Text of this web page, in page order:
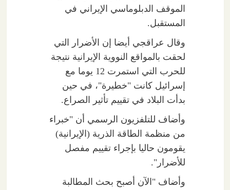
الموقف الدبلوماسي الإيراني في
المستقبل.
وقال عراقجي أيضا إن الأضرار التي
لحقت بالمواقع النووية الإيرانية نتيجة
للحرب التي استمرت 12 يوما مع
إسرائيل كانت "خطيرة"، في حين
بدأت البلاد في تقييم تأثير الصراع.
وأضاف للتلفزيون الرسمي أن "خبراء
من منظمة الطاقة الذرية (الإيرانية)
يقومون حاليا بإجراء تقييم مفصل
للأضرار".
وأضاف "الآن أصبح بحث المطالبة